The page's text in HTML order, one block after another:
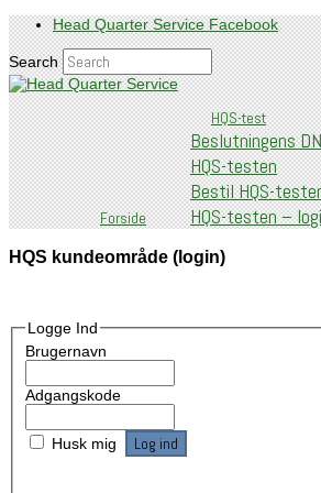
Head Quarter Service Facebook
Search
Head Quarter
Forside
HQS-test
Beslutningens
HQS-testen
Bestil HQS-
HQS-testen –
HQS kundeområde (login)
Logge Ind
Brugernavn
Adgangskode
Husk mig